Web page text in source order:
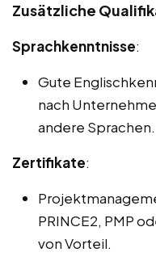
Zusätzliche
Sprachkenntnisse:
Gute
nach
andere Sprachen.
Zertifikate:
PRINCE2, PMP
von Vorteil.